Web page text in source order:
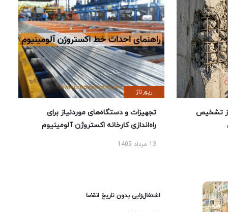
تشخیص
رپورتاژ
تجهیزات و دستگاه‌های موردنیاز برای
راه‌اندازی کارخانه اکستروژن آلومینیوم
13 مرداد 1405
اشتغال‌زایی بدون تاریخ انقضا